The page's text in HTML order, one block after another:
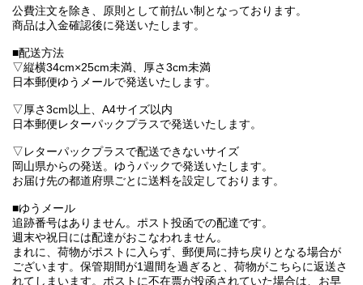
公費注文を除き、原則として前払い制となっております。
商品は入金確認後に発送いたします。
■配送方法
▽縦横34cm×25cm未満、厚さ3cm未満
日本郵便ゆうメールで発送いたします。
▽厚さ3cm以上、A4サイズ以内
日本郵便レターパックプラスで発送いたします。
▽レターパックプラスで配送できないサイズ
岡山県からの発送。ゆうパックで発送いたします。
お届け先の都道府県ごとに送料を設定しております。
■ゆうメール
追跡番号はありません。ポスト投函での配達です。
週末や祝日には配達がおこなわれません。
まれに、荷物がポストに入らず、郵便局に持ち戻りとなる場合が
ございます。保管期間が1週間を過ぎると、荷物がこちらに返送さ
れてしまいます。ポストに不在票が投函されていた場合は、お早